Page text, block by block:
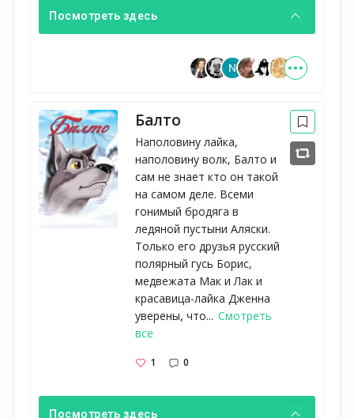
Посмотреть здесь
Балто
Наполовину лайка,
наполовину волк, Балто и
сам не знает кто он такой
на самом деле. Всеми
гонимый бродяга в
ледяной пустыни Аляски.
Только его друзья русский
полярный гусь Борис,
медвежата Мак и Лак и
красавица-лайка Дженна
уверены, что... Смотреть
все
1 0
Посмотреть здесь